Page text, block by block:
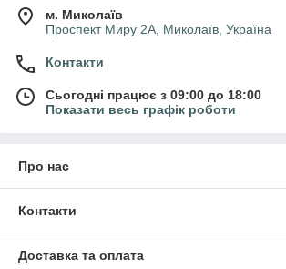
м. Миколаїв
Проспект Миру 2А, Миколаїв, Україна
Контакти
Сьогодні працює з 09:00 до 18:00
Показати весь графік роботи
Про нас
Контакти
Доставка та оплата